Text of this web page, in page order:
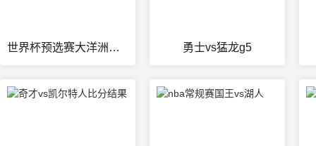
世界杯预选赛大洋洲区赛程表最新 勇士vs猛龙g5